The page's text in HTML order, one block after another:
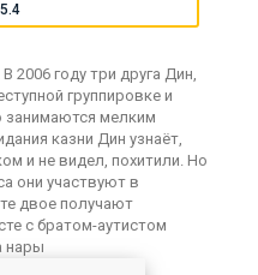
2006 году три друга Дин,
группировке и
занимаются мелким
казни Дин узнаёт,
и не видел, похитили. Но
они участвуют в
двое получают
с братом-аутистом
нары